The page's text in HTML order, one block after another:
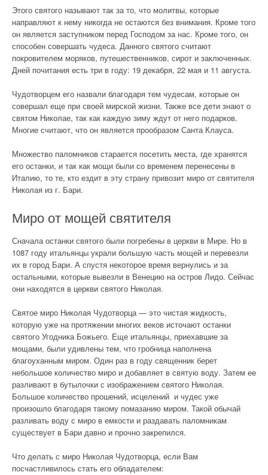
Этого святого называют так за то, что молитвы, которые
направляют к нему никогда не остаются без внимания. Кроме того
он является заступником перед Господом за нас. Кроме того, он
способен совершать чудеса. Данного святого считают
покровителем моряков, путешественников, сирот и заключенных.
Дней почитания есть три в году: 19 декабря, 22 мая и 11 августа.
Чудотворцем его назвали благодаря тем чудесам, которые он
совершал еще при своей мирской жизни. Также все дети знают о
святом Николае, так как каждую зиму ждут от него подарков.
Многие считают, что он является прообразом Санта Клауса.
Множество паломников старается посетить места, где хранятся
его останки, и так как мощи были со временем перенесены в
Италию, то те, кто ездит в эту страну привозит миро от святителя
Николая из г. Бари.
Миро от мощей святителя
Сначала останки святого были погребены в церкви в Мире. Но в
1087 году итальянцы украли большую часть мощей и перевезли
их в город Бари. А спустя некоторое время вернулись и за
остальными, которые вывезли в Венецию на остров Лидо. Сейчас
они находятся в церкви святого Николая.
Святое миро Николая Чудотворца — это чистая жидкость,
которую уже на протяжении многих веков источают останки
святого Угодника Божьего. Еще итальянцы, приехавшие за
мощами, были удивлены тем, что гробница наполнена
благоуханным миром. Один раз в году священник берет
небольшое количество миро и добавляет в святую воду. Затем ее
разливают в бутылочки с изображением святого Николая.
Большое количество прошений, исцелений и чудес уже
произошло благодаря такому помазанию миром. Такой обычай
разливать воду с миро в емкости и раздавать паломникам
существует в Бари давно и прочно закрепился.
Что делать с миро Николая Чудотворца, если Вам
посчастливилось стать его обладателем: